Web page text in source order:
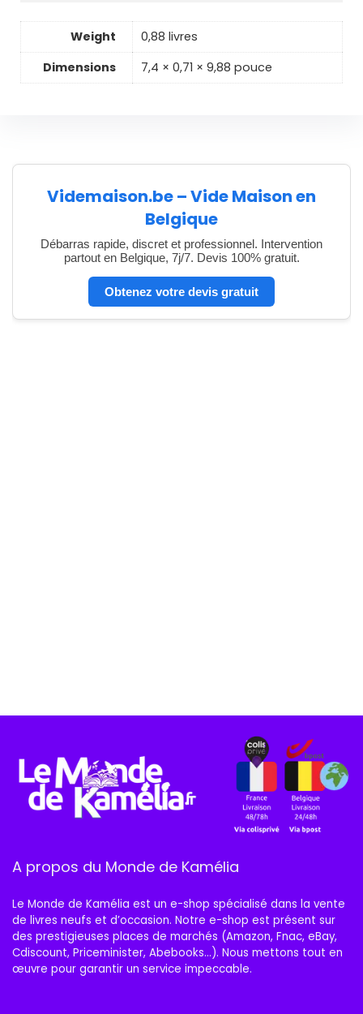
Weight
0,88 livres
Dimensions
7,4 × 0,71 × 9,88 pouce
Videmaison.be – Vide Maison en
Belgique
Débarras rapide, discret et professionnel. Intervention
partout en Belgique, 7j/7. Devis 100% gratuit.
Obtenez votre devis gratuit
A propos du Monde de Kamélia
Le Monde de Kamélia est un e-shop spécialisé dans la vente
de livres neufs et d’occasion. Notre e-shop est présent sur
des prestigieuses places de marchés (Amazon, Fnac, eBay,
Cdiscount, Priceminister, Abebooks…). Nous mettons tout en
œuvre pour garantir un service impeccable.